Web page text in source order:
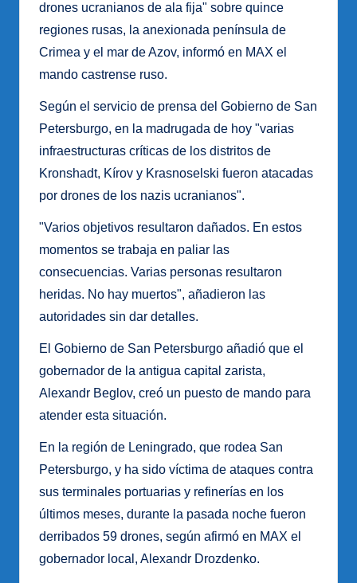
drones ucranianos de ala fija" sobre quince
regiones rusas, la anexionada península de
Crimea y el mar de Azov, informó en MAX el
mando castrense ruso.
Según el servicio de prensa del Gobierno de San
Petersburgo, en la madrugada de hoy "varias
infraestructuras críticas de los distritos de
Kronshadt, Kírov y Krasnoselski fueron atacadas
por drones de los nazis ucranianos".
"Varios objetivos resultaron dañados. En estos
momentos se trabaja en paliar las
consecuencias. Varias personas resultaron
heridas. No hay muertos", añadieron las
autoridades sin dar detalles.
El Gobierno de San Petersburgo añadió que el
gobernador de la antigua capital zarista,
Alexandr Beglov, creó un puesto de mando para
atender esta situación.
En la región de Leningrado, que rodea San
Petersburgo, y ha sido víctima de ataques contra
sus terminales portuarias y refinerías en los
últimos meses, durante la pasada noche fueron
derribados 59 drones, según afirmó en MAX el
gobernador local, Alexandr Drozdenko.